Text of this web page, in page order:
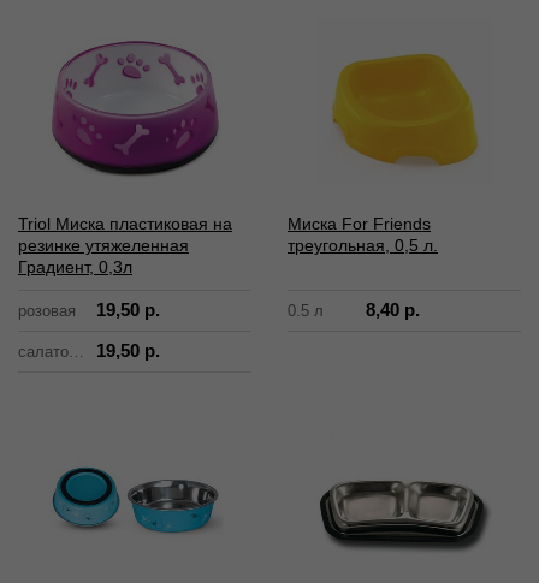
Triol Миска пластиковая на
резинке утяжеленная
Градиент, 0,3л
розовая 19,50 р.
19,50 р.
Миска For Friends
треугольная, 0,5 л.
0.5 л 8,40 р.